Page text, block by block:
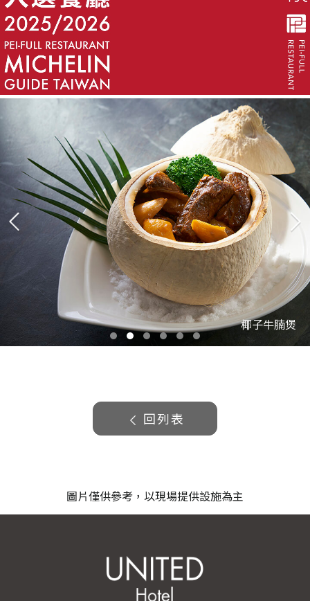
椰子牛腩煲
回列表
圖片僅供參考，以現場提供設施為主